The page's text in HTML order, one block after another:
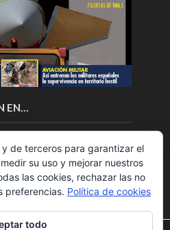
EN…
de terceros para garantizar el
su uso y mejorar nuestros
las cookies, rechazar las no
preferencias. Política de cookies
todo